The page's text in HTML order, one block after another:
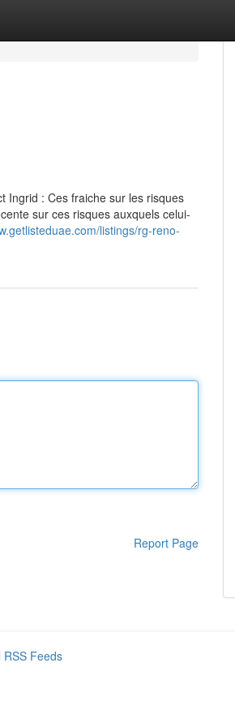
Ingrid : Ces fraiche sur les risques
sur ces risques auxquels celui-
listings/rg-reno-
Report Page
RSS Feeds